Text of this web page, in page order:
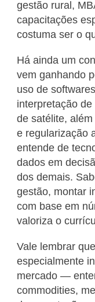
gestão rural,
capacitações
costuma ser o
Há ainda um
vem ganhando
uso de
interpretação
de satélite,
e regularização
entende de
dados em
dos demais.
gestão, montar
com base em
valoriza o
Vale lembrar
especialmente
mercado —
commodities,